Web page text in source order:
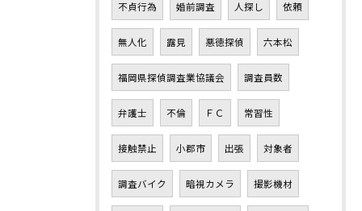
不貞行為 婚前調査 人探し 依頼
無人化 露見 悪徳探偵 六本松
福岡県探偵調査業協議会 調査員数
弁護士 不倫 ＦＣ 常習性
接触禁止 小郡市 出張 対象者
調査バイク 暗視カメラ 撮影機材